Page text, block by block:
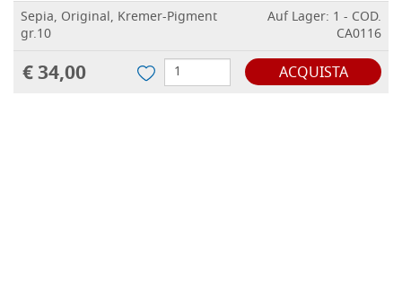
Sepia, Original, Kremer-Pigment
gr.10
Auf Lager: 1 - COD.
CA0116
€ 34,00 ACQUISTA